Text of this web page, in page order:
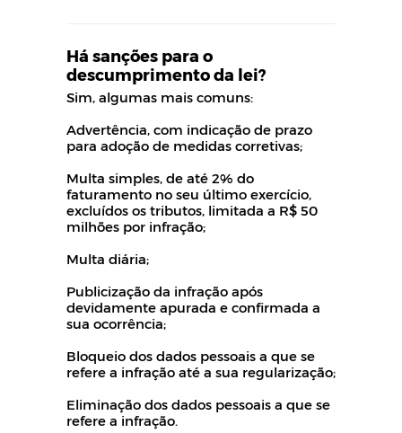
Há sanções para o
descumprimento da lei?
Sim, algumas mais comuns:
Advertência, com indicação de prazo
para adoção de medidas corretivas;
Multa simples, de até 2% do
faturamento no seu último exercício,
excluídos os tributos, limitada a R$ 50
milhões por infração;
Multa diária;
Publicização da infração após
devidamente apurada e confirmada a
sua ocorrência;
Bloqueio dos dados pessoais a que se
refere a infração até a sua regularização;
Eliminação dos dados pessoais a que se
refere a infração.